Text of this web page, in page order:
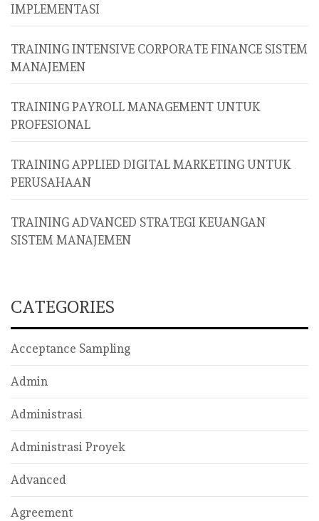
IMPLEMENTASI
TRAINING INTENSIVE CORPORATE FINANCE SISTEM
MANAJEMEN
TRAINING PAYROLL MANAGEMENT UNTUK
PROFESIONAL
TRAINING APPLIED DIGITAL MARKETING UNTUK
PERUSAHAAN
TRAINING ADVANCED STRATEGI KEUANGAN
SISTEM MANAJEMEN
CATEGORIES
Acceptance Sampling
Admin
Administrasi
Administrasi Proyek
Advanced
Agreement